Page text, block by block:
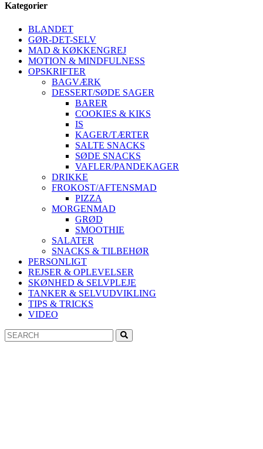
Kategorier
BLANDET
GØR-DET-SELV
MAD & KØKKENGREJ
MOTION & MINDFULNESS
OPSKRIFTER
BAGVÆRK
DESSERT/SØDE SAGER
BARER
COOKIES & KIKS
IS
KAGER/TÆRTER
SALTE SNACKS
SØDE SNACKS
VAFLER/PANDEKAGER
DRIKKE
FROKOST/AFTENSMAD
PIZZA
MORGENMAD
GRØD
SMOOTHIE
SALATER
SNACKS & TILBEHØR
PERSONLIGT
REJSER & OPLEVELSER
SKØNHED & SELVPLEJE
TANKER & SELVUDVIKLING
TIPS & TRICKS
VIDEO
Search
for: